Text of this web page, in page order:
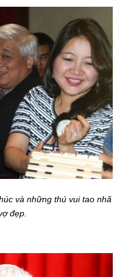
và những thú vui tao nhã
đẹp.